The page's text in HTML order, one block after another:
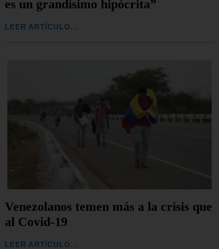
es un grandísimo hipócrita”
LEER ARTÍCULO...
Venezolanos temen más a la crisis que
al Covid-19
LEER ARTÍCULO...